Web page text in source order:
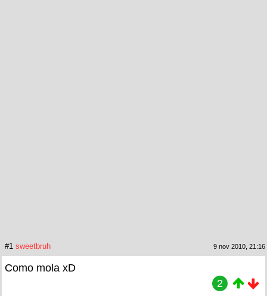
#1 sweetbruh 9 nov 2010, 21:16
Como mola xD
2